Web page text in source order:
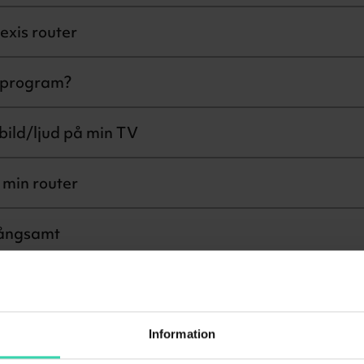
Information
router
ljud på min TV
router
router